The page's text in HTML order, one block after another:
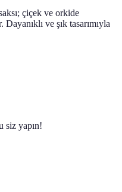
çiçek ve orkide
ve şık tasarımıyla
siz yapın!